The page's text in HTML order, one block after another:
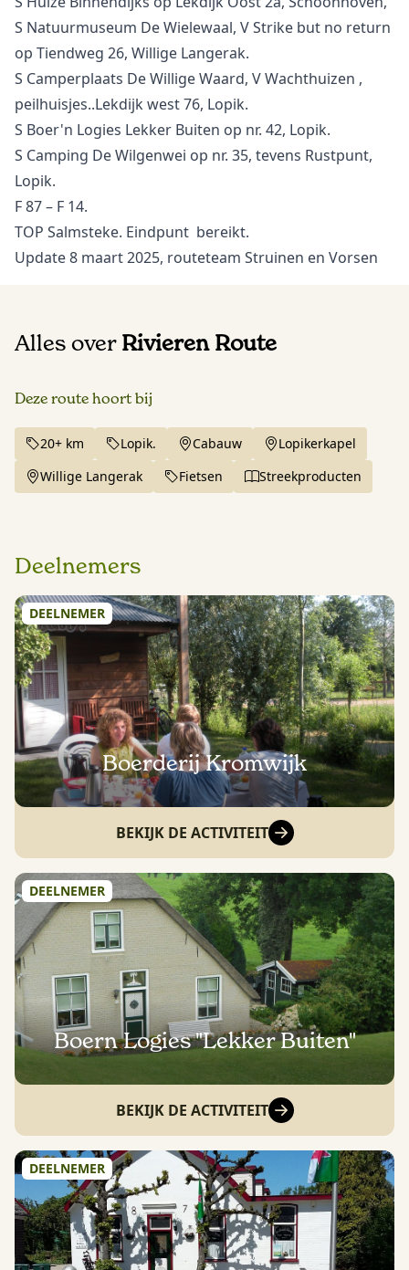
S Natuurmuseum De Wielewaal, V Strike but no return
op Tiendweg 26, Willige Langerak.
S Camperplaats De Willige Waard, V Wachthuizen ,
peilhuisjes..Lekdijk west 76, Lopik.
S Boer'n Logies Lekker Buiten op nr. 42, Lopik.
S Camping De Wilgenwei op nr. 35, tevens Rustpunt,
Lopik.
F 87 – F 14.
TOP Salmsteke. Eindpunt bereikt.
Update 8 maart 2025, routeteam Struinen en Vorsen
Alles over Rivieren Route
Deze route hoort bij
20+ km Lopik. Cabauw
Lopikerkapel
Willige Langerak
Fietsen Streekproducten
Deelnemers
DEELNEMER
Boerderij Kromwijk
BEKIJK DE ACTIVITEIT
DEELNEMER
Boern Logies "Lekker Buiten"
BEKIJK DE ACTIVITEIT
DEELNEMER